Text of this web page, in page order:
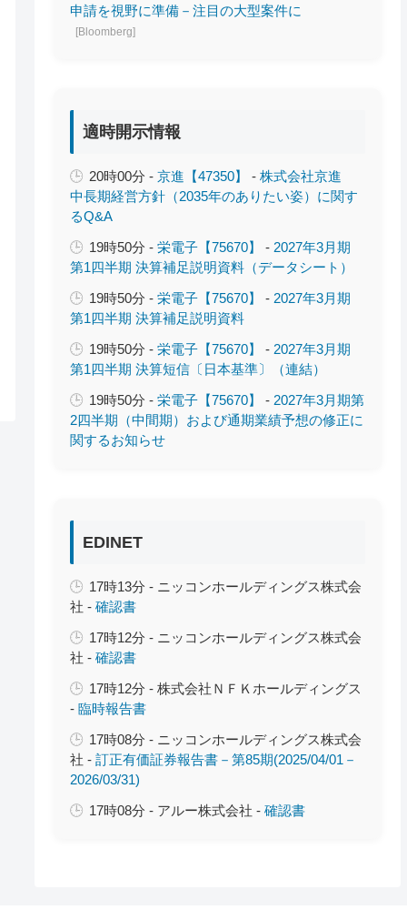
申請を視野に準備－注目の大型案件に
[Bloomberg]
適時開示情報
20時00分 -京進【47350】 -株式会社京進
中長期経営方針（2035年のありたい姿）に関す
るQ&A
19時50分 -栄電子【75670】 -2027年3月期
第1四半期 決算補足説明資料（データシート）
19時50分 -栄電子【75670】 -2027年3月期
第1四半期 決算補足説明資料
19時50分 -栄電子【75670】 -2027年3月期
第1四半期 決算短信〔日本基準〕（連結）
19時50分 -栄電子【75670】 -2027年3月期第
2四半期（中間期）および通期業績予想の修正に
関するお知らせ
EDINET
17時13分 - ニッコンホールディングス株式会
社 -確認書
17時12分 - ニッコンホールディングス株式会
社 -確認書
17時12分 - 株式会社ＮＦＫホールディングス
-臨時報告書
17時08分 - ニッコンホールディングス株式会
社 -訂正有価証券報告書－第85期(2025/04/01－
2026/03/31)
17時08分 - アルー株式会社 -確認書